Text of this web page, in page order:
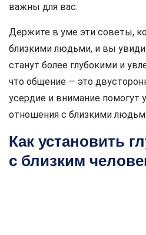
важны для вас.
Держите в уме эти советы,
близкими людьми, и вы
станут более глубокими и
что общение — это
усердие и внимание помогут
отношения с близкими
Как установить
с близким